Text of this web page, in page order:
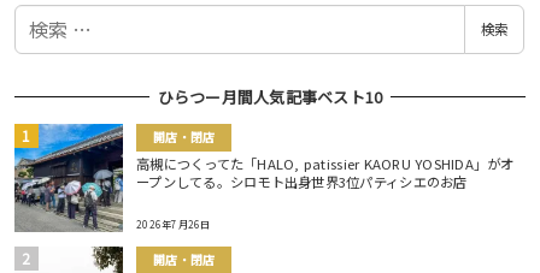
検
検索
ひらつー月間人気記事ベスト10
開店・閉店
高槻につくってた「HALO, patissier KAORU YOSHIDA」がオ
ープンしてる。シロモト出身世界3位パティシエのお店
2026年7月26日
開店・閉店